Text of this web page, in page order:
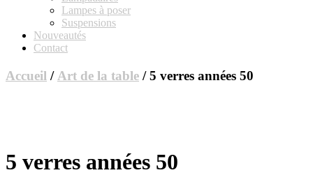
Lampes à poser
Suspensions
Nouveautés
Contact
Accueil / Art de la table / 5 verres années 50
5 verres années 50